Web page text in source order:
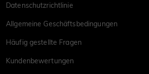
Datenschutzrichtlinie
Allgemeine Geschäftsbedingungen
Häufig gestellte Fragen
Kundenbewertungen